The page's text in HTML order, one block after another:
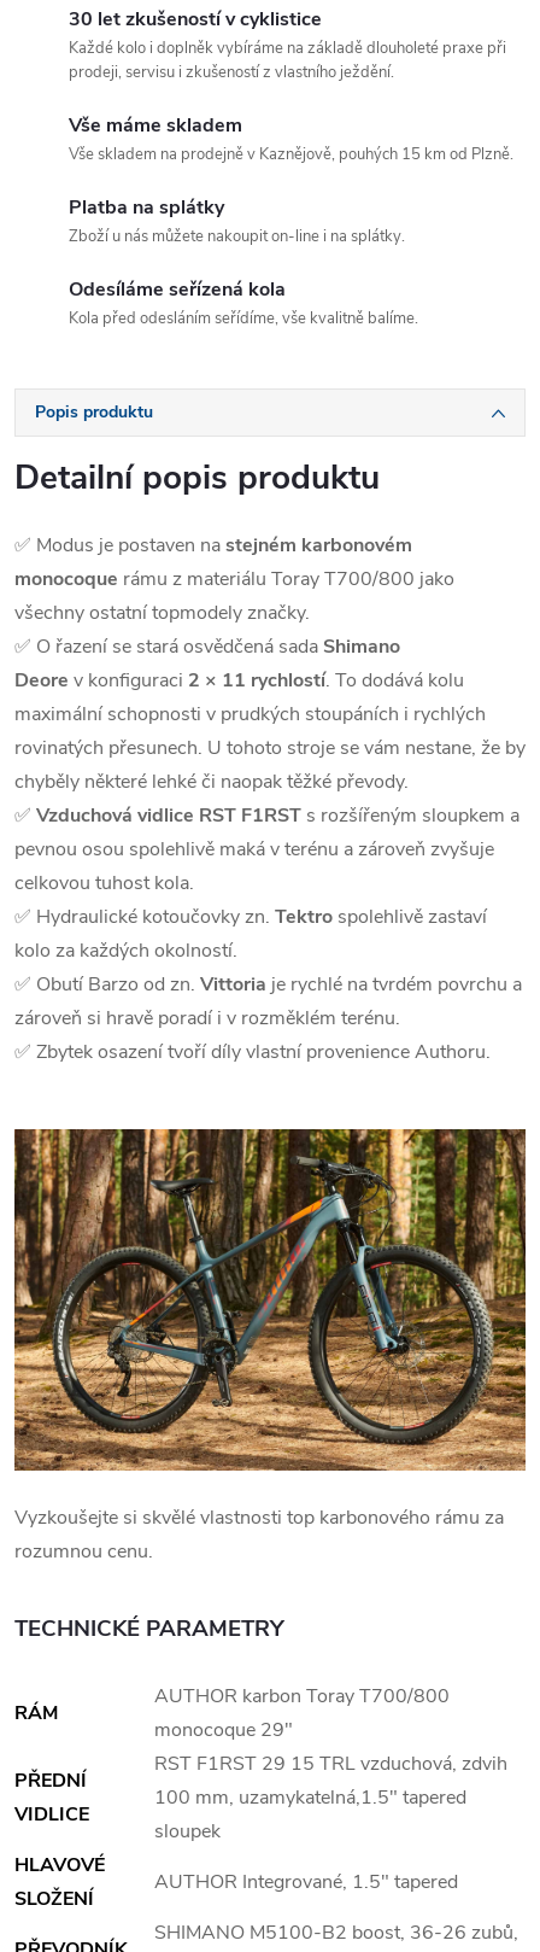
30 let zkušeností v cyklistice
Každé kolo i doplněk vybíráme na základě dlouholeté praxe při
prodeji, servisu i zkušeností z vlastního ježdění.
Vše máme skladem
Vše skladem na prodejně v Kaznějově, pouhých 15 km od Plzně.
Platba na splátky
Zboží u nás můžete nakoupit on-line i na splátky.
Odesíláme seřízená kola
Kola před odesláním seřídíme, vše kvalitně balíme.
Popis produktu
Detailní popis produktu
✅ Modus je postaven nastejném karbonovém
monocoque rámu z materiálu Toray T700/800 jako
všechny ostatní topmodely značky.
✅ O řazení se stará osvědčená sada Shimano
Deore v konfiguraci 2 × 11 rychlostí. To dodává kolu
maximální schopnosti v prudkých stoupáních i rychlých
rovinatých přesunech. U tohoto stroje se vám nestane, že by
chyběly některé lehké či naopak těžké převody.
✅ Vzduchová vidlice RST F1RST s rozšířeným sloupkem a
pevnou osou spolehlivě maká v terénu a zároveň zvyšuje
celkovou tuhost kola.
✅ Hydraulické kotoučovky zn. Tektro spolehlivě zastaví
kolo za každých okolností.
✅ Obutí Barzo od zn. Vittoria je rychlé na tvrdém povrchu a
zároveň si hravě poradí i v rozměklém terénu.
✅ Zbytek osazení tvoří díly vlastní provenience Authoru.
Vyzkoušejte si skvělé vlastnosti top karbonového rámu za
rozumnou cenu.
TECHNICKÉ PARAMETRY
RÁM
AUTHOR karbon Toray T700/800
monocoque 29"
PŘEDNÍ
VIDLICE
RST F1RST 29 15 TRL vzduchová, zdvih
100 mm, uzamykatelná,1.5" tapered
sloupek
HLAVOVÉ
SLOŽENÍ
AUTHOR Integrované, 1.5" tapered
SHIMANO M5100-B2 boost, 36-26 zubů,